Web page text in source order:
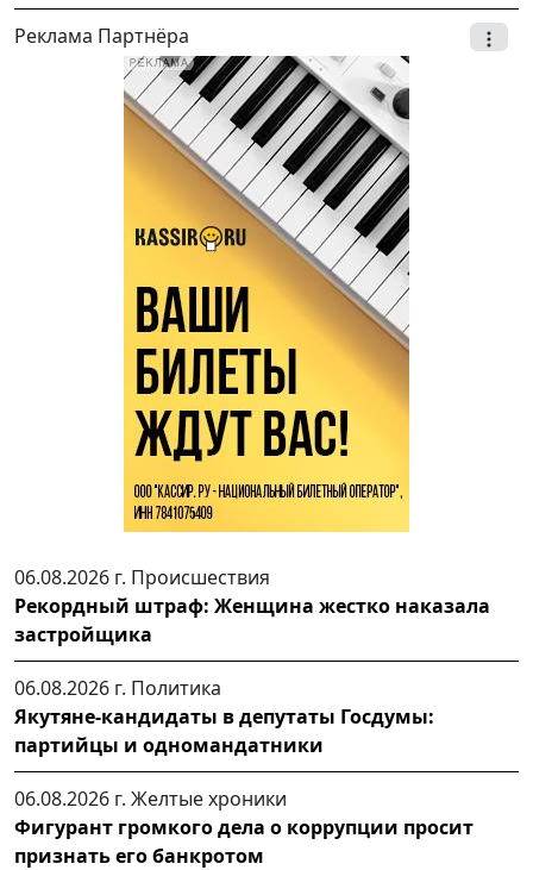
Реклама Партнёра
06.08.2026 г. Происшествия
Рекордный штраф: Женщина жестко наказала
застройщика
06.08.2026 г. Политика
Якутяне-кандидаты в депутаты Госдумы:
партийцы и одномандатники
06.08.2026 г. Желтые хроники
Фигурант громкого дела о коррупции просит
признать его банкротом